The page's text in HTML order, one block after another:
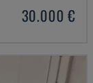
30.000 €